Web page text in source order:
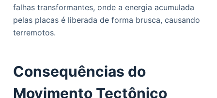
falhas transformantes, onde a energia acumulada
pelas placas é liberada de forma brusca, causando
terremotos.
Consequências do
Movimento Tectônico